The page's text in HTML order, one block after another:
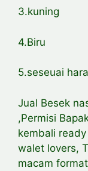
3.kuning
4.Biru
5.seseuai
Jual Besek
,Permisi
kembali
walet lovers,
macam